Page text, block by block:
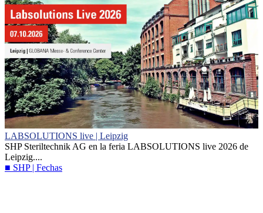
LABSOLUTIONS live | Leipzig
SHP Steriltechnik AG en la feria LABSOLUTIONS live 2026 de
Leipzig....
■ SHP | Fechas